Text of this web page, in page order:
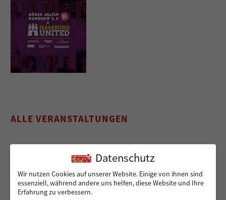
ALLE VERANSTALTUNGEN
Datenschutz
Wir nutzen Cookies auf unserer Website. Einige von ihnen sind
essenziell, während andere uns helfen, diese Website und Ihre
Erfahrung zu verbessern.